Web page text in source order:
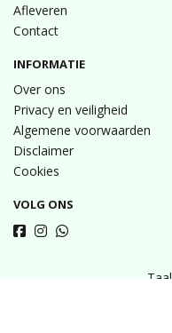
Afleveren
Contact
INFORMATIE
Over ons
Privacy en veiligheid
Algemene voorwaarden
Disclaimer
Cookies
VOLG ONS
Taal